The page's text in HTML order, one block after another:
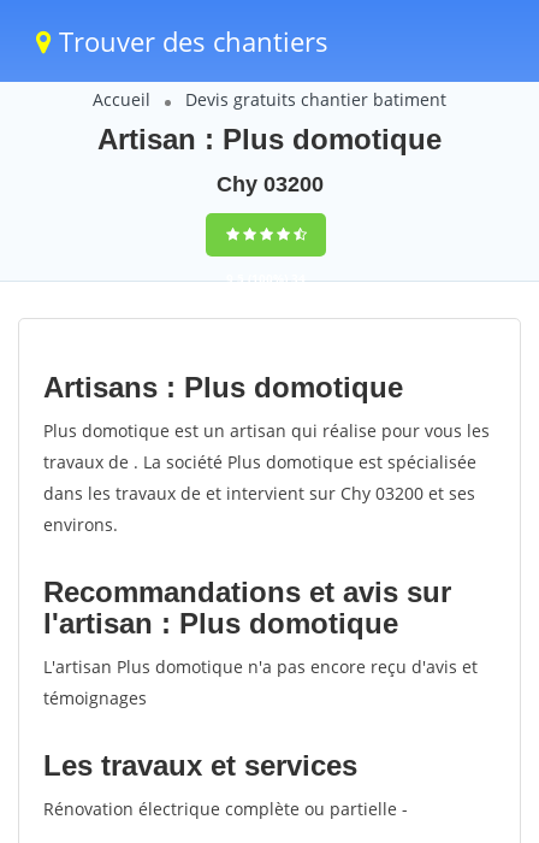
Trouver des chantiers
Accueil Devis gratuits chantier batiment
Artisan : Plus domotique
Chy 03200
9,5(100%)34
votes
Artisans : Plus domotique
Plus domotique est un artisan qui réalise pour vous les
travaux de . La société Plus domotique est spécialisée
dans les travaux de et intervient sur Chy 03200 et ses
environs.
Recommandations et avis sur
l'artisan : Plus domotique
L'artisan Plus domotique n'a pas encore reçu d'avis et
témoignages
Les travaux et services
Rénovation électrique complète ou partielle -